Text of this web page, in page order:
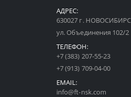
АДРЕС:
630027 г.
ул. Объединения 102/2
ТЕЛЕФОН:
+7 (383) 207-55-23
+7 (913) 709-04-00
EMAIL:
info@ft-nsk.com